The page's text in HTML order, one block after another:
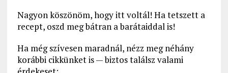
Nagyon köszönöm, hogy itt voltál! Ha tetszett a
recept, oszd meg bátran a barátaiddal is!
Ha még szívesen maradnál, nézz meg néhány
korábbi cikkünket is — biztos találsz valami